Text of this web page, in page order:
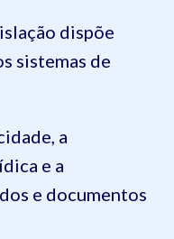
dispõe
sistemas de
a
e a
e documentos